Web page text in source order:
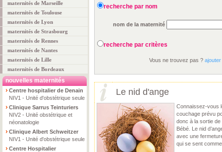
maternités de Marseille
maternités de Toulouse
maternités de Lyon
maternités de Strasbourg
maternités de Rennes
maternités de Nantes
maternités de Lille
maternités de Bordeaux
nouvelles maternités
Centre hospitalier de Denain
NIV1 - Unité d'obstétrique seule
Clinique Sarrus Teinturiers
NIV2 - Unité obstétrique et
néonatologie
Clinique Albert Schweitzer
NIV1 - Unité d'obstétrique seule
Centre Hospitalier
recherche par nom
nom de la maternité
recherche par critères
Vous ne trouvez pas ?
Le nid d'ange
Connaissez-vous
couchage prévu
donc à la sortie
Bébé. Le nid
avec une
qui se sent